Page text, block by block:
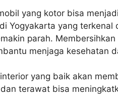
yang kotor bisa
Yogyakarta yang terkenal
parah.
menjaga kesehatan
yang baik akan
terawat bisa